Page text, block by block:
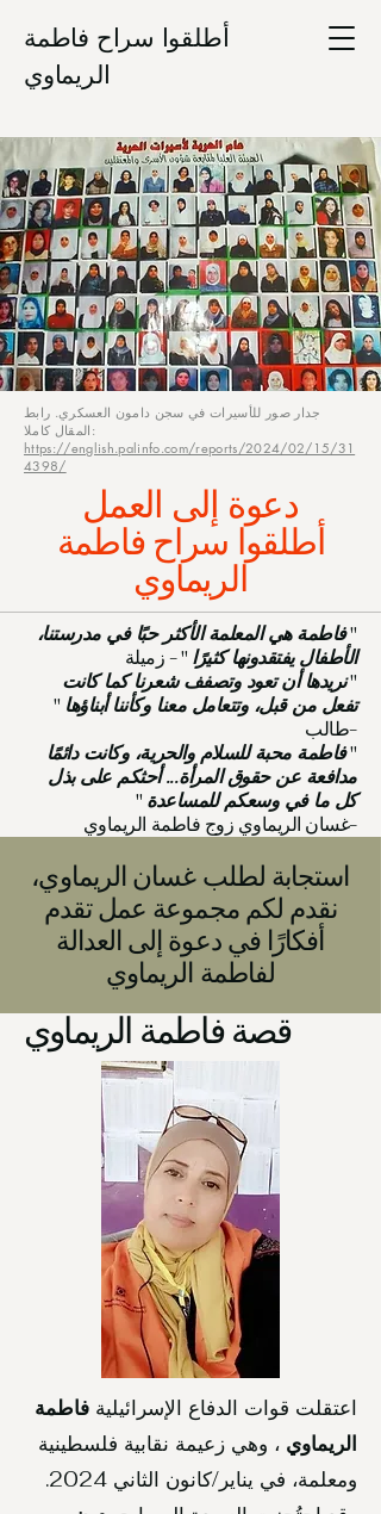
أطلقوا سراح فاطمة
الريماوي
جدار صور للأسيرات في سجن دامون العسكري. رابط
المقال كاملا:
https://english.palinfo.com/reports/2024/02/15/31
4398/
دعوة إلى العمل
أطلقوا سراح فاطمة
الريماوي
"فاطمة هي المعلمة الأكثر حبًا في مدرستنا،
الأطفال يفتقدونها كثيرًا " - زميلة
"نريدها أن تعود وتصفف شعرنا كما كانت
تفعل من قبل، وتتعامل معنا وكأننا أبناؤها "
-طالب
"فاطمة محبة للسلام والحرية، وكانت دائمًا
مدافعة عن حقوق المرأة... أحثكم على بذل
كل ما في وسعكم للمساعدة "
-غسان الريماوي زوج فاطمة الريماوي
استجابة لطلب غسان الريماوي،
نقدم لكم مجموعة عمل تقدم
أفكارًا في دعوة إلى العدالة
لفاطمة الريماوي
قصة فاطمة الريماوي
اعتقلت قوات الدفاع الإسرائيلية فاطمة
الريماوي ، وهي زعيمة نقابية فلسطينية
ومعلمة، في يناير/كانون الثاني 2024.